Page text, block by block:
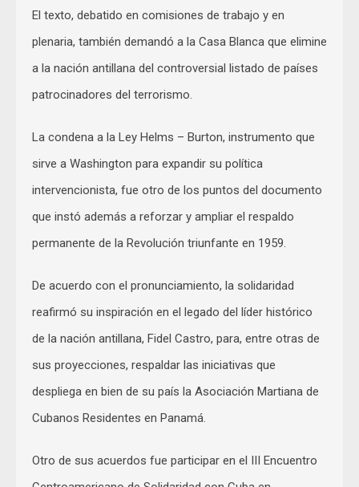
El texto, debatido en comisiones de trabajo y en
plenaria, también demandó a la Casa Blanca que elimine
a la nación antillana del controversial listado de países
patrocinadores del terrorismo.
La condena a la Ley Helms – Burton, instrumento que
sirve a Washington para expandir su política
intervencionista, fue otro de los puntos del documento
que instó además a reforzar y ampliar el respaldo
permanente de la Revolución triunfante en 1959.
De acuerdo con el pronunciamiento, la solidaridad
reafirmó su inspiración en el legado del líder histórico
de la nación antillana, Fidel Castro, para, entre otras de
sus proyecciones, respaldar las iniciativas que
despliega en bien de su país la Asociación Martiana de
Cubanos Residentes en Panamá.
Otro de sus acuerdos fue participar en el III Encuentro